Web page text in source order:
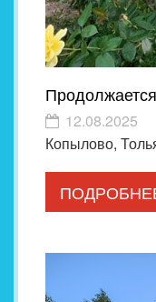
12.08.2025
Копылово,